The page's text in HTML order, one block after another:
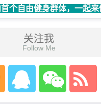
个自由健身群体，一起来
关注我
Follow Me